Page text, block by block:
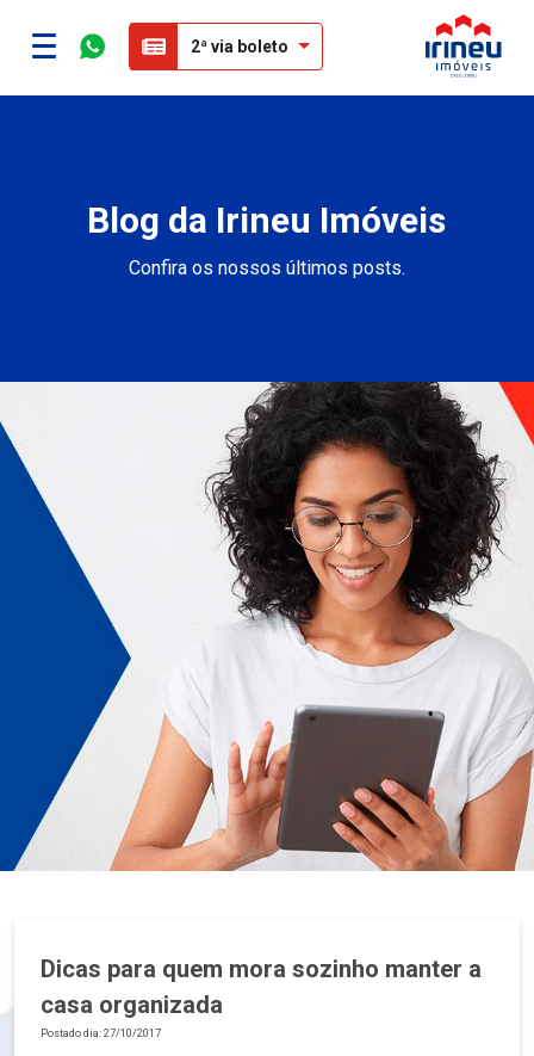
2ª via boleto
Blog da Irineu Imóveis
Confira os nossos últimos posts.
Dicas para quem mora sozinho manter a
casa organizada
Postado dia: 27/10/2017